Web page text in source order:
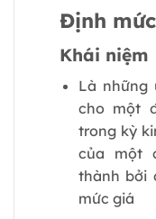
Định
Khái niệm
Là những
cho một
trong kỳ
của một
thành bởi
mức giá